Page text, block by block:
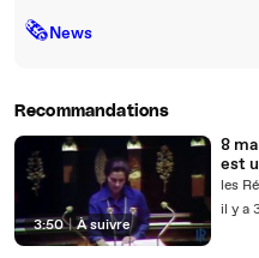
🗞News
Recommandations
3:50 | À suivre
8
est
les
il y a